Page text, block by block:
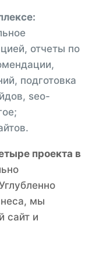
отчеты по
подготовка
seo-
проекта в
мы
сайт и